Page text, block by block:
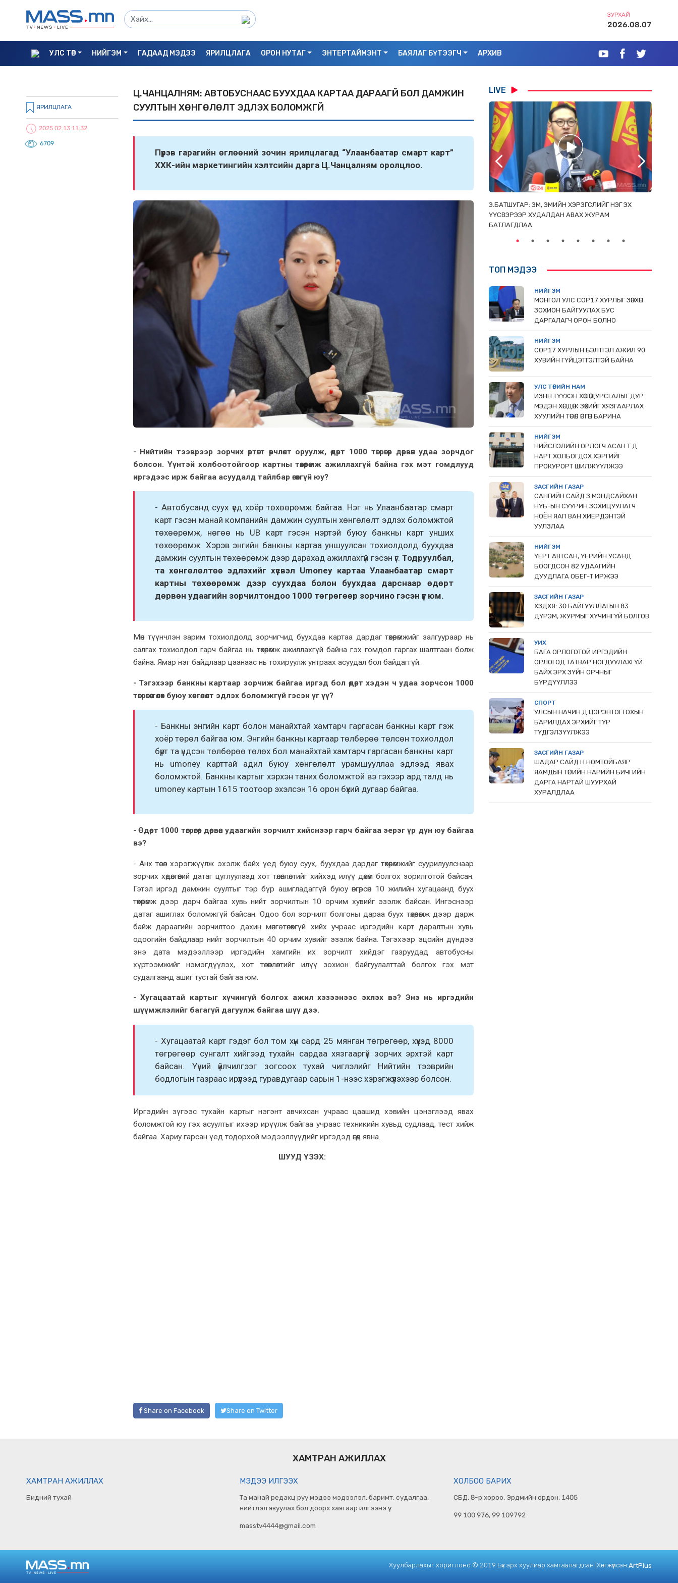
ЗУРХАЙ
2026.08.07
УЛС ТӨР НИЙГЭМ ГАДААД МЭДЭЭ ЯРИЛЦЛАГА ОРОН НУТАГ ЭНТЕРТАЙМЭНТ БАЯЛАГ БҮТЭЭГЧ АРХИВ
ЯРИЛЦЛАГА
2025.02.13 11:32
6709
Ц.ЧАНЦАЛНЯМ: АВТОБУСНААС БУУХДАА КАРТАА ДАРААГҮЙ БОЛ ДАМЖИН
СУУЛТЫН ХӨНГӨЛӨЛТ ЭДЛЭХ БОЛОМЖГҮЙ
Пүрэв гарагийн өглөөний зочин ярилцлагад “Улаанбаатар смарт карт”
ХХК-ийн маркетингийн хэлтсийн дарга Ц.Чанцалням оролцлоо.
- Нийтийн тээврээр зорчих өртөгт өөрчлөлт оруулж, өдөрт 1000 төгрөгөөр дөрвөн удаа зорчдог
болсон. Үүнтэй холбоотойгоор картны төхөөрөмж ажиллахгүй байна гэх мэт гомдлууд
иргэдээс ирж байгаа асуудалд тайлбар өгөхгүй юу?
- Автобусанд суух үед хоёр төхөөрөмж байгаа. Нэг нь Улаанбаатар смарт
карт гэсэн манай компанийн дамжин суултын хөнгөлөлт эдлэх боломжтой
төхөөрөмж, нөгөө нь UB карт гэсэн нэртэй буюу банкны карт унших
төхөөрөмж. Хэрэв энгийн банкны картаа уншуулсан тохиолдолд буухдаа
дамжин суултын төхөөрөмж дээр дарахад ажиллахгүй гэсэн үг. Тодруулбал,
та хөнгөлөлтөө эдлэхийг хүсвэл Umoney картаа Улаанбаатар смарт
картны төхөөрөмж дээр суухдаа болон буухдаа дарснаар өдөрт
дөрвөн удаагийн зорчилтондоо 1000 төгрөгөөр зорчино гэсэн үг юм.
Мөн түүнчлэн зарим тохиолдолд зорчигчид буухдаа картаа дардаг төхөөрөмжийг залгуураар нь
салгах тохиолдол гарч байгаа нь төхөөрөмж ажиллахгүй байна гэх гомдол гаргах шалтгаан болж
байна. Ямар нэг байдлаар цаанаас нь тохируулж унтраах асуудал бол байдаггүй.
- Тэгэхээр банкны картаар зорчиж байгаа иргэд бол өдөрт хэдэн ч удаа зорчсон 1000
төгрөгөө төлөх буюу хөнгөлөлт эдлэх боломжгүй гэсэн үг үү?
- Банкны энгийн карт болон манайхтай хамтарч гаргасан банкны карт гэж
хоёр төрөл байгаа юм. Энгийн банкны картаар төлбөрөө төлсөн тохиолдол
бүрт та үндсэн төлбөрөө төлөх бол манайхтай хамтарч гаргасан банкны карт
нь umoney карттай адил буюу хөнгөлөлт урамшууллаа эдлээд явах
боломжтой. Банкны картыг хэрхэн таних боломжтой вэ гэхээр ард талд нь
umoney картын 1615 тоотоор эхэлсэн 16 орон бүхий дугаар байгаа.
- Өдөрт 1000 төгрөгөөр дөрвөн удаагийн зорчилт хийснээр гарч байгаа эерэг үр дүн юу байгаа
вэ?
- Анх төсөл хэрэгжүүлж эхэлж байх үед буюу суух, буухдаа дардаг төхөөрөмжийгсуурилуулснаар
зорчих хөдөлгөөний датагцуглуулаад хот төлөвлөлтийг хийхэд илүү дөхөм болгох зорилготой байсан.
Гэтэл иргэд дамжин суултыг тэр бүр ашигладаггүй буюу өнгөрсөн 10 жилийн хугацаанд буух
төхөөрөмж дээр дарч байгаа хувь нийт зорчилтын 10 орчим хувийг эзэлж байсан. Ингэснээр
датагашиглах боломжгүй байсан. Одоо бол зорчилтболгоны дараа буух төхөөрөмж дээр дарж
байж дараагийнзорчилтоо дахин мөнгө төлөхгүй хийх учраас иргэдийн карт даралтын хувь
одоогийн байдлаар нийт зорчилтын 40 орчим хувийг эзэлж байна. Тэгэхээр эцсийн дүндээ
энэ дата мэдээллээр иргэдийн хамгийн ихзорчилт хийдэг газруудад автобусны
хүртээмжийг нэмэгдүүлэх, хот төлөвлөлтийг илүү зохион байгуулалттай болгох гэх мэт
судалгаанд ашиг тустай байгаа юм.
- Хугацаатай картыг хүчингүй болгох ажил хэзээнээс эхлэх вэ? Энэ нь иргэдийн
шүүмжлэлийг багагүй дагуулж байгаа шүү дээ.
- Хугацаатай карт гэдэг бол том хүн сард 25 мянган төгрөгөөр, хүүхэд 8000
төгрөгөөр сунгалт хийгээд тухайн сардаа хязгааргүй зорчих эрхтэй карт
байсан. Үүний үйлчилгээг зогсоох тухай чиглэлийг Нийтийн тээврийн
бодлогын газраас ирүүлээд гуравдугаар сарын 1-нээс хэрэгжүүлэхээр болсон.
Иргэдийн зүгээс тухайн картыг нэгэнт авчихсан учраас цаашид хэвийн цэнэглээд явах
боломжтой юу гэх асуултыг ихээр ирүүлж байгаа учраас техникийн хувьд судлаад, тест хийж
байгаа. Хариу гарсан үед тодорхой мэдээллүүдийг иргэдэд өгөөд явна.
ШУУД ҮЗЭХ:
Share on Facebook Share on Twitter
LIVE
Э.БАТШУГАР: ЭМ, ЭМИЙН ХЭРЭГСЛИЙГ НЭГ ЭХ
ҮҮСВЭРЭЭР ХУДАЛДАН АВАХ ЖУРАМ
БАТЛАГДЛАА
ТОП МЭДЭЭ
НИЙГЭМ
МОНГОЛ УЛС СОР17 ХУРЛЫГ ЗӨВХӨН
ЗОХИОН БАЙГУУЛАХ БУС
ДАРГАЛАГЧ ОРОН БОЛНО
НИЙГЭМ
COP17 ХУРЛЫН БЭЛТГЭЛ АЖИЛ 90
ХУВИЙН ГҮЙЦЭТГЭЛТЭЙ БАЙНА
УЛС ТӨРИЙН НАМ
ИЗНН ТҮҮХЭН ХӨШӨӨ ДУРСГАЛЫГ ДУР
МЭДЭН ХӨНДӨЖ ЗӨӨХИЙГ ХЯЗГААРЛАХ
ХУУЛИЙН ТӨСӨЛ ӨРГӨН БАРИНА
НИЙГЭМ
НИЙСЛЭЛИЙН ОРЛОГЧ АСАН Т.Д
НАРТ ХОЛБОГДОХ ХЭРГИЙГ
ПРОКУРОРТ ШИЛЖҮҮЛЖЭЭ
ЗАСГИЙН ГАЗАР
САНГИЙН САЙД З.МЭНДСАЙХАН
НҮБ-ЫН СУУРИН ЗОХИЦУУЛАГЧ
НОЁН ЯАП ВАН ХИЕРДЭНТЭЙ
УУЛЗЛАА
НИЙГЭМ
ҮЕРТ АВТСАН, ҮЕРИЙН УСАНД
БООГДСОН 82 УДААГИЙН
ДУУДЛАГА ОБЕГ-Т ИРЖЭЭ
ЗАСГИЙН ГАЗАР
ХЗДХЯ: 30 БАЙГУУЛЛАГЫН 83
ДҮРЭМ, ЖУРМЫГ ХҮЧИНГҮЙ БОЛГОВ
УИХ
БАГА ОРЛОГОТОЙ ИРГЭДИЙН
ОРЛОГОД ТАТВАР НОГДУУЛАХГҮЙ
БАЙХ ЭРХ ЗҮЙН ОРЧНЫГ
БҮРДҮҮЛЛЭЭ
СПОРТ
УЛСЫН НАЧИН Д.ЦЭРЭНТОГТОХЫН
БАРИЛДАХ ЭРХИЙГ ТҮР
ТҮДГЭЛЗҮҮЛЖЭЭ
ЗАСГИЙН ГАЗАР
ШАДАР САЙД Н.НОМТОЙБАЯР
ЯАМДЫН ТӨРИЙН НАРИЙН БИЧГИЙН
ДАРГА НАРТАЙ ШУУРХАЙ
ХУРАЛДЛАА
ХАМТРАН АЖИЛЛАХ
ХАМТРАН АЖИЛЛАХ
Бидний тухай
МЭДЭЭ ИЛГЭЭХ
Та манай редакц руу мэдээ мэдээлэл, баримт, судалгаа,
нийтлэл явуулах бол доорх хаягаар илгээнэ үү.
masstv4444@gmail.com
ХОЛБОО БАРИХ
СБД, 8-р хороо, Эрдмийн ордон, 1405
99 100 976, 99 109792
Хуулбарлахыг хориглоно © 2019 Бүх эрх хуулиар хамгаалагдсан | Хөгжүүлсэн:ArtPlus